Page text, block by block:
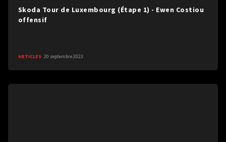
Skoda Tour de Luxembourg (Étape 1) - Ewen Costiou
offensif
ARTICLES 20 septembre 2023